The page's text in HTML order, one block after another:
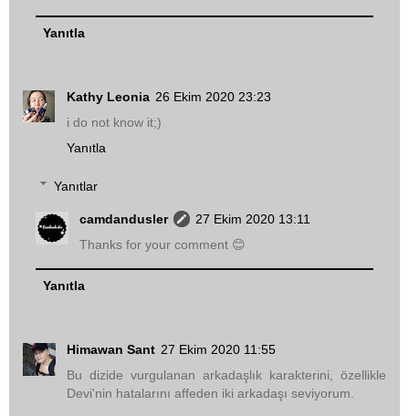
Yanıtla
Kathy Leonia 26 Ekim 2020 23:23
i do not know it;)
Yanıtla
Yanıtlar
camdandusler
27 Ekim 2020 13:11
Thanks for your comment 😊
Yanıtla
Himawan Sant 27 Ekim 2020 11:55
Bu dizide vurgulanan arkadaşlık karakterini, özellikle
Devi'nin hatalarını affeden iki arkadaşı seviyorum.